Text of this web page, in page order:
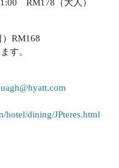
RM178（大人）
RM168
す。
hotel/dining/JPteres.html